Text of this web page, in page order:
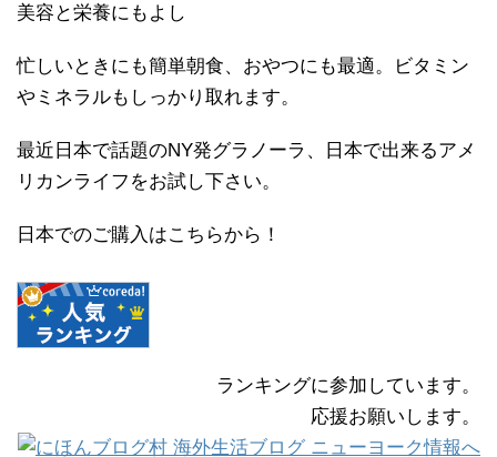
美容と栄養にもよし
忙しいときにも簡単朝食、おやつにも最適。ビタミン
やミネラルもしっかり取れます。
最近日本で話題のNY発グラノーラ、日本で出来るアメ
リカンライフをお試し下さい。
日本でのご購入はこちらから！
ランキングに参加しています。
応援お願いします。